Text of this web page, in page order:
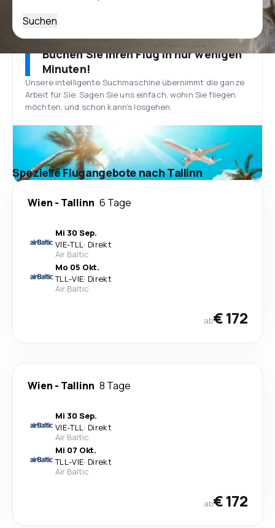
Suchen
Buchen Sie Ihren Flug in nur wenigen
Minuten!
Unsere intelligente Suchmaschine übernimmt die ganze
Arbeit für Sie. Sagen Sie uns einfach, wohin Sie fliegen
möchten, und schon kann’s losgehen.
Spezielle Flugangebote nach Tallinn
Wien - Tallinn 6 Tage
Mi 30 Sep.
VIE-TLL· Direkt
Air Baltic
Mo 05 Okt.
TLL-VIE· Direkt
Air Baltic
ab€ 172
Wien - Tallinn 8 Tage
Mi 30 Sep.
VIE-TLL· Direkt
Air Baltic
Mi 07 Okt.
TLL-VIE· Direkt
Air Baltic
ab€ 172